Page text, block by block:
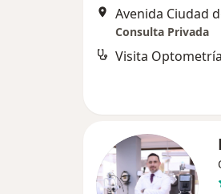
Avenida Ciudad
Consulta Privada
Visita Optometría